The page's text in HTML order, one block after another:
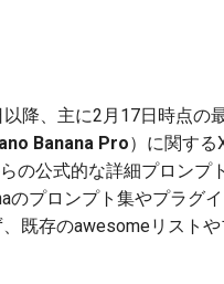
降、主に2月17日時点の
Banana Pro）に関す
の公式的な詳細プロンプ
のプロンプト集やプラグ
既存のawesomeリスト